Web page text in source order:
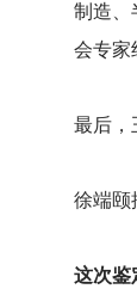
制造、
会专家
最后，
徐端颐
这次鉴